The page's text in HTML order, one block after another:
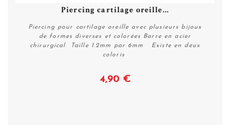
Piercing cartilage oreille...
Piercing pour cartilage oreille avec plusieurs bijoux
de formes diverses et colorées Barre en acier
chirurgical Taille 1.2mm par 6mm Existe en deux
coloris
4,90 €